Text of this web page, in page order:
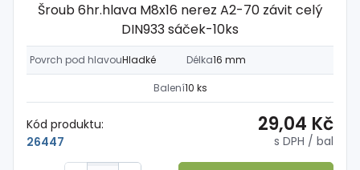
Šroub 6hr.hlava M8x16 nerez A2-70 závit celý
DIN933 sáček-10ks
Povrch pod hlavouHladké Délka16 mm
Balení10 ks
Kód produktu:
26447
29,04 Kč
s DPH / bal